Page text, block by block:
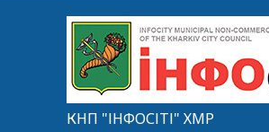
КНП "ІНФОСІТІ" ХМР